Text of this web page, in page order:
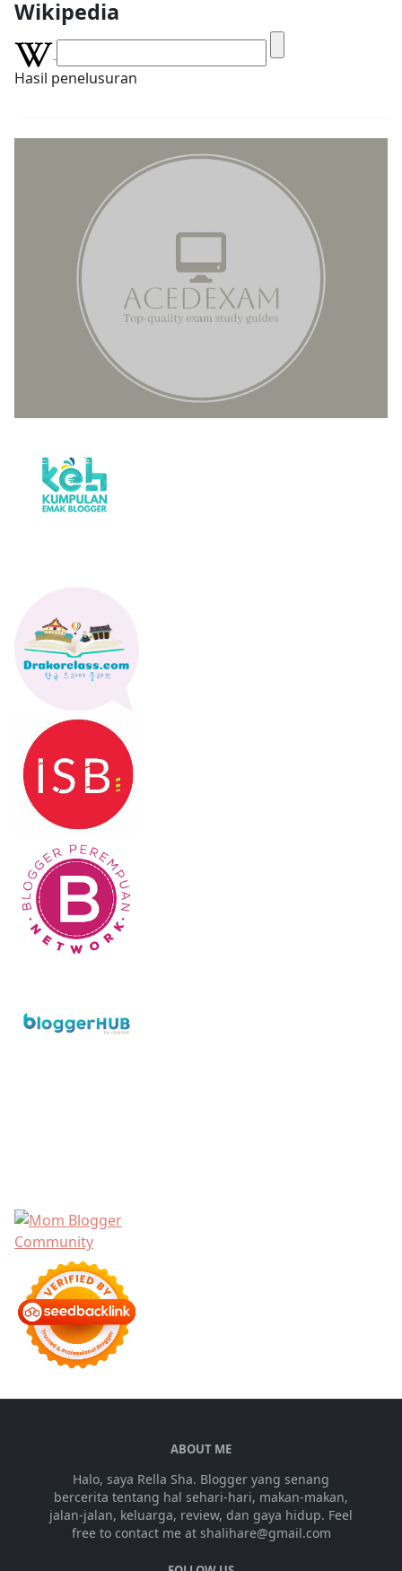
Wikipedia
Hasil penelusuran
ABOUT ME
Halo, saya Rella Sha. Blogger yang senang
bercerita tentang hal sehari-hari, makan-makan,
jalan-jalan, keluarga, review, dan gaya hidup. Feel
free to contact me at shalihare@gmail.com